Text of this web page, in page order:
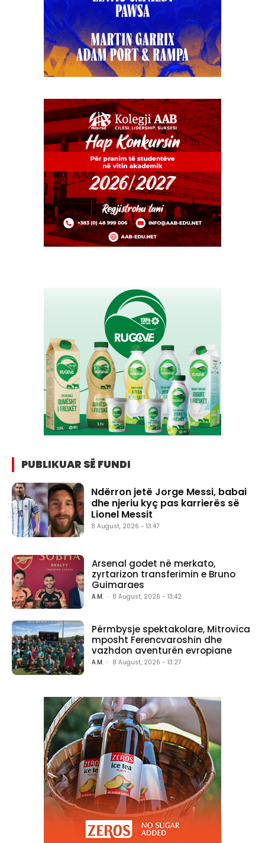
PUBLIKUAR SË FUNDI
Ndërron jetë Jorge Messi, babai
dhe njeriu kyç pas karrierës së
Lionel Messit
8 August, 2026 - 13:47
Arsenal godet në merkato,
zyrtarizon transferimin e Bruno
Guimaraes
A.M. - 8 August, 2026 - 13:42
Përmbysje spektakolare, Mitrovica
mposht Ferencvaroshin dhe
vazhdon aventurën evropiane
A.M. - 8 August, 2026 - 13:27